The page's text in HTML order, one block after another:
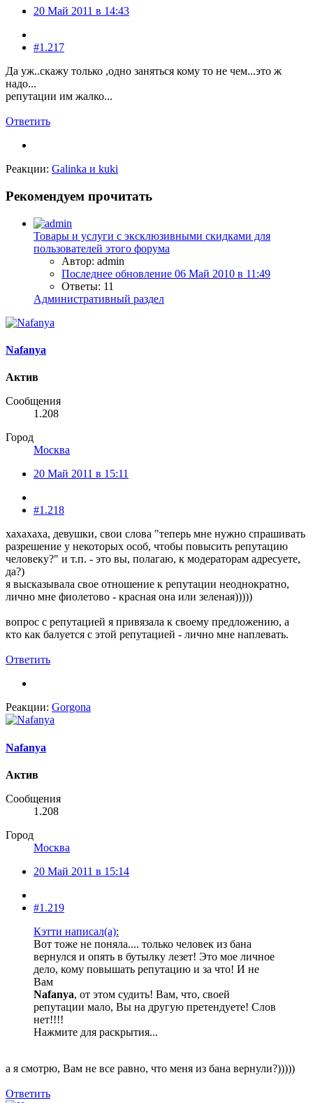
20 Май 2011 в 14:43
#1.217
Да уж..скажу только ,одно заняться кому то не чем...это ж
надо...
репутации им жалко...
Ответить
Реакции: Galinka и kuki
Рекомендуем прочитать
Товары и услуги с эксклюзивными скидками для
пользователей этого форума
Автор: admin
Последнее обновление 06 Май 2010 в 11:49
Ответы: 11
Административный раздел
Nafanya
Актив
Сообщения
1.208
Город
Москва
20 Май 2011 в 15:11
#1.218
хахахаха, девушки, свои слова "теперь мне нужно спрашивать
разрешение у некоторых особ, чтобы повысить репутацию
человеку?" и т.п. - это вы, полагаю, к модераторам адресуете,
да?)
я высказывала свое отношение к репутации неоднократно,
лично мне фиолетово - красная она или зеленая)))))
вопрос с репутацией я привязала к своему предложению, а
кто как балуется с этой репутацией - лично мне наплевать.
Ответить
Реакции: Gorgona
Nafanya
Актив
Сообщения
1.208
Город
Москва
20 Май 2011 в 15:14
#1.219
Кэтти написал(а):
Вот тоже не поняла.... только человек из бана
вернулся и опять в бутылку лезет! Это мое личное
дело, кому повышать репутацию и за что! И не
Вам
Nafanya, от этом судить! Вам, что, своей
репутации мало, Вы на другую претендуете! Слов
нет!!!!
Нажмите для раскрытия...
а я смотрю, Вам не все равно, что меня из бана вернули?)))))
Ответить